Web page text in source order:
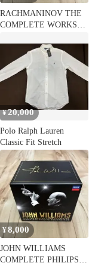
RACHMANINOV THE
COMPLETE WORKS
¥20,000
Polo Ralph Lauren
Classic Fit Stretch
¥8,000
JOHN WILLIAMS
COMPLETE PHILIPS